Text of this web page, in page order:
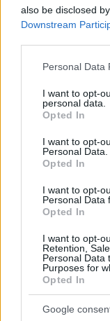
also be disclosed
Downstream
Please note that
not limited to your
grant or deny
use your data for
consent section.
Personal Data
I want to opt-
personal data.
Opted In
I want to opt-
Personal Data.
Opted In
I want to opt-
Personal Data
Opted In
I want to opt-
Retention,
Personal Data
Purposes for
Opted In
Google